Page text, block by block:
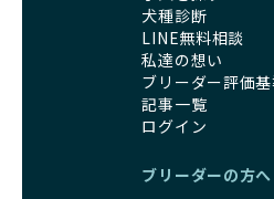
犬種診断
LINE無料相談
私達の想い
ブリーダー評価
記事一覧
ログイン
ブリーダーの方へ